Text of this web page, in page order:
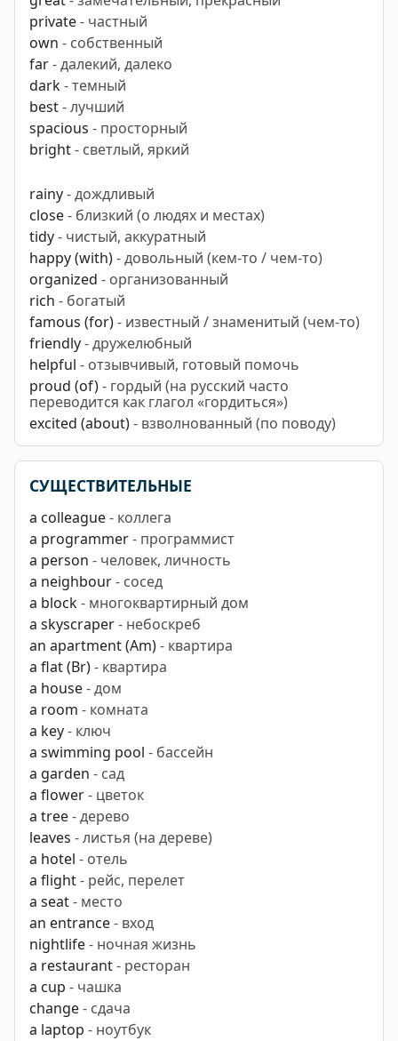
private- частный
own - собственный
far- далекий, далеко
dark- темный
best- лучший
spacious - просторный
bright- светлый, яркий
rainy- дождливый
close- близкий (о людях и местах)
tidy- чистый, аккуратный
happy (with)- довольный (кем-то / чем-то)
organized - организованный
rich - богатый
famous (for)- известный / знаменитый (чем-то)
friendly- дружелюбный
helpful - отзывчивый, готовый помочь
proud (of)- гордый (на русский часто
переводится как глагол «гордиться»)
excited (about)- взволнованный (по поводу)
СУЩЕСТВИТЕЛЬНЫЕ
a colleague- коллега
a programmer- программист
a person - человек, личность
a neighbour- сосед
a block- многоквартирный дом
a skyscraper- небоскреб
an apartment (Am)- квартира
a flat (Br)- квартира
a house- дом
a room - комната
a key- ключ
a swimming pool - бассейн
a garden - сад
a flower- цветок
a tree- дерево
leaves - листья (на дереве)
a hotel - отель
a flight- рейс, перелет
a seat- место
an entrance- вход
nightlife- ночная жизнь
a restaurant- ресторан
a cup - чашка
change- сдача
a laptop - ноутбук